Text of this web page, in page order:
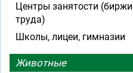
Центры занятости (биржи
труда)
Школы, лицеи, гимназии
Животные